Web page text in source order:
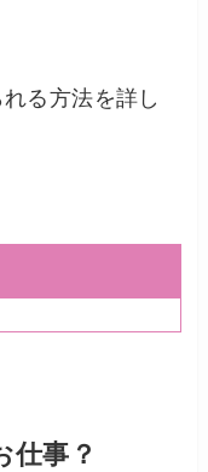
る方法を詳し
仕事？